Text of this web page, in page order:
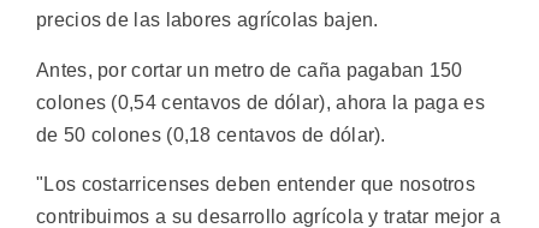
precios de las labores agrícolas bajen.
Antes, por cortar un metro de caña pagaban 150
colones (0,54 centavos de dólar), ahora la paga es
de 50 colones (0,18 centavos de dólar).
"Los costarricenses deben entender que nosotros
contribuimos a su desarrollo agrícola y tratar mejor a